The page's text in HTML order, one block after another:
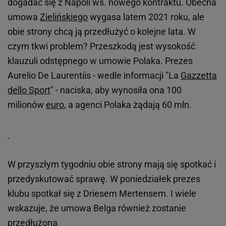
dogadać się z Napoli ws. nowego kontraktu. Obecna
umowa Zielińskiegowygasa latem 2021 roku, ale
obie strony chcą ją przedłużyć o kolejne lata. W
czym tkwi problem? Przeszkodą jest wysokość
klauzuli odstępnego w umowie Polaka. Prezes
Aurelio De Laurentiis - wedle informacji "La Gazzetta
dello Sport" - naciska, aby wynosiła ona 100
milionów euro, a agenci Polaka żądają 60 mln.
W przyszłym tygodniu obie strony mają się spotkać i
przedyskutować sprawę. W poniedziałek prezes
klubu spotkał się z Driesem Mertensem. I wiele
wskazuje, że umowa Belga również zostanie
przedłużona.